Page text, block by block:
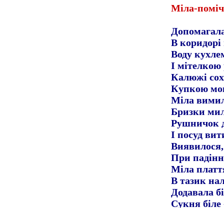
Міла-
В
Воду
І мітелкою
Калюжі
Купкою
Міла
Бризки
Рушничок
І посуд
При
Міла
В тазик
Додавала
Сукня біле